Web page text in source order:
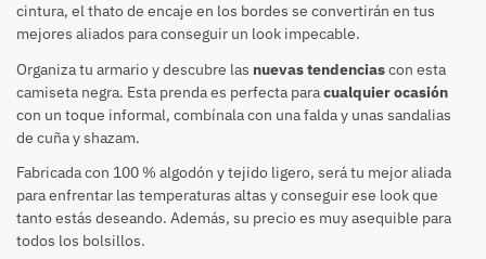
cintura, el thato de encaje en los bordes se convertirán en tus
mejores aliados para conseguir un look impecable.
Organiza tu armario y descubre las nuevas tendenciascon esta
camiseta negra. Esta prenda es perfecta paracualquier ocasión
con un toque informal, combínala con una falda y unas sandalias
de cuña y shazam.
Fabricada con 100 % algodón y tejido ligero, será tu mejor aliada
para enfrentar las temperaturas altas y conseguir ese look que
tanto estás deseando. Además, su precio es muy asequible para
todos los bolsillos.